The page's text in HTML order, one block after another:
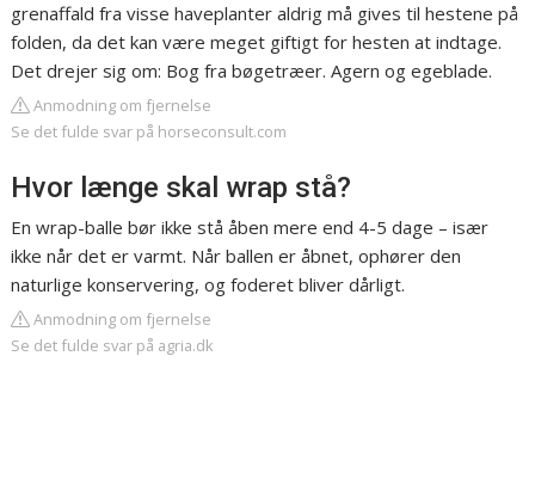
grenaffald fra visse haveplanter aldrig må gives til hestene på
folden, da det kan være meget giftigt for hesten at indtage.
Det drejer sig om: Bog fra bøgetræer. Agern og egeblade.
Anmodning om fjernelse
Se det fulde svar på horseconsult.com
Hvor længe skal wrap stå?
En wrap-balle bør ikke stå åben mere end 4-5 dage – især
ikke når det er varmt. Når ballen er åbnet, ophører den
naturlige konservering, og foderet bliver dårligt.
Anmodning om fjernelse
Se det fulde svar på agria.dk